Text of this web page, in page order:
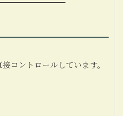
コントロールしています。